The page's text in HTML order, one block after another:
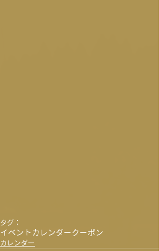
タグ：
イベントカレンダークーポン
カレンダー